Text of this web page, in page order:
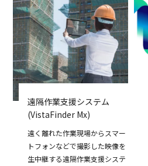
遠隔作業支援システム
(VistaFinder Mx)
遠く離れた作業現場からスマー
トフォンなどで撮影した映像を
生中継する遠隔作業支援システ